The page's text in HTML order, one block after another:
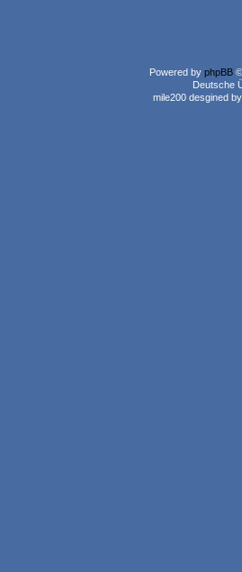
Powered by phpBB
Deutsche
mile200 desgined